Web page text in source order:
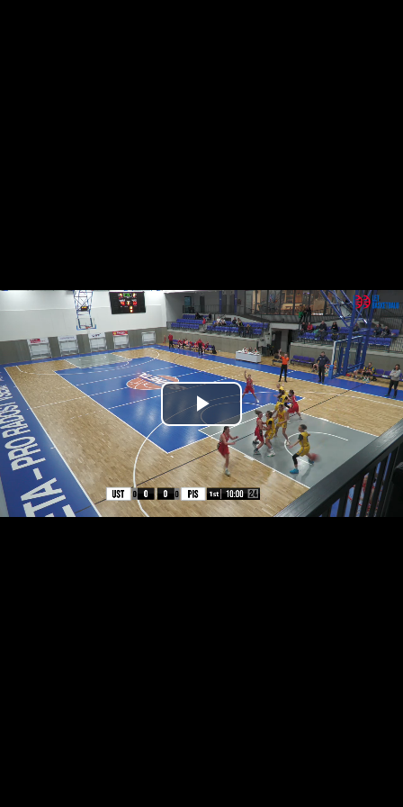
Přehrát
video